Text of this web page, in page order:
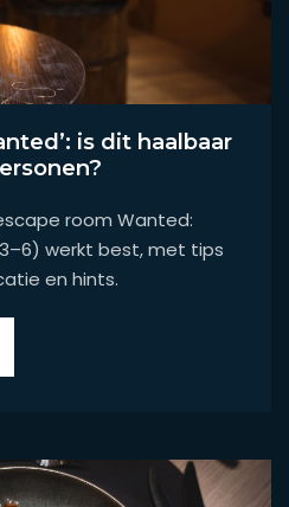
is dit haalbaar
room Wanted:
werkt best, met tips
en hints.